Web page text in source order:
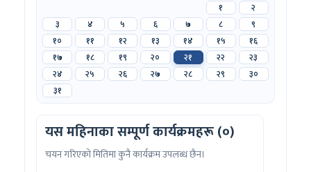
१
२
३
४ ५ ६ ७ ८
९
१०
११ १२ १३ १४ १५
१६
१७
१८ १९ २० २१ २२
२३
२४
२५ २६ २७ २८ २९
३०
३१
यस महिनाका सम्पूर्ण कार्यक्रमहरू (०)
चयन गरिएको मितिमा कुनै कार्यक्रम उपलब्ध छैन।